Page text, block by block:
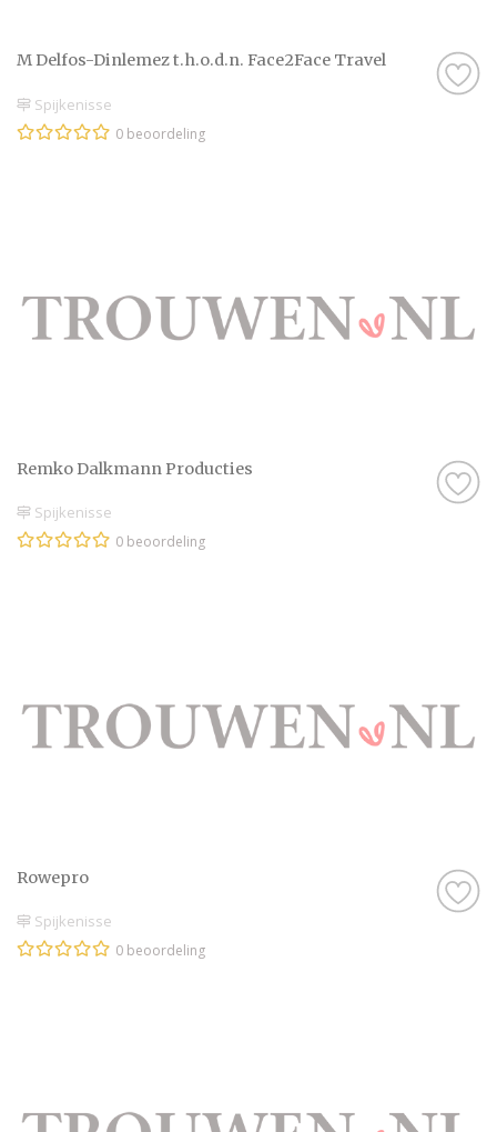
M Delfos-Dinlemez t.h.o.d.n. Face2Face Travel
Spijkenisse
0 beoordeling
Remko Dalkmann Producties
Spijkenisse
0 beoordeling
Rowepro
Spijkenisse
0 beoordeling